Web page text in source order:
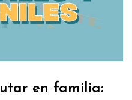
en familia: